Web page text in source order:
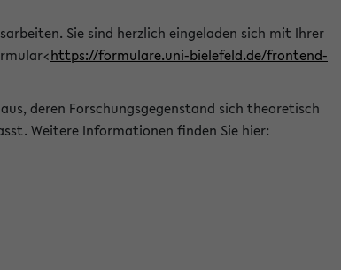
Sie sind herzlich eingeladen sich mit Ihrer
https://formulare.uni-bielefeld.de/frontend-
deren Forschungsgegenstand sich theoretisch
Weitere Informationen finden Sie hier: